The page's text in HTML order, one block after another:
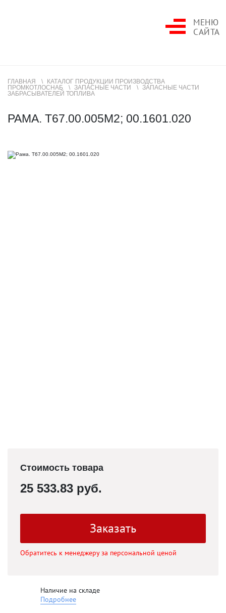
МЕНЮ
САЙТА
ГЛАВНАЯ
КАТАЛОГ ПРОДУКЦИИ ПРОИЗВОДСТВА
ПРОМКОТЛОСНАБ
ЗАПАСНЫЕ ЧАСТИ
ЗАПАСНЫЕ ЧАСТИ
ЗАБРАСЫВАТЕЛЕЙ ТОПЛИВА
РАМА. Т67.00.005М2; 00.1601.020
Стоимость товара
25 533.83 руб.
Заказать
Обратитесь к менеджеру за персональной ценой
Наличие на складе
Подробнее